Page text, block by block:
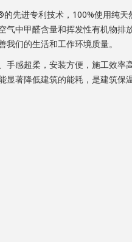
先进专利技术，100%使用纯天
气中甲醛含量和挥发性有机物排
我们的生活和工作环境质量。
手感超柔，安装方便，施工效率
显著降低建筑的能耗，是建筑保